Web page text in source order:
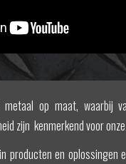
op maat, waarbij
zijn kenmerkend voor
en oplossingen